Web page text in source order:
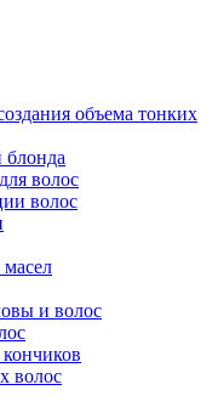
объема тонких
блонда
волос
волос
и волос
волос